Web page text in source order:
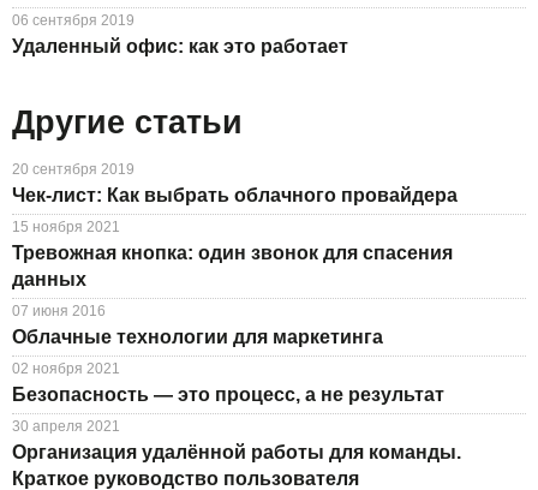
06 сентября 2019
Удаленный офис: как это работает
Другие статьи
20 сентября 2019
Чек-лист: Как выбрать облачного провайдера
15 ноября 2021
Тревожная кнопка: один звонок для спасения
данных
07 июня 2016
Облачные технологии для маркетинга
02 ноября 2021
Безопасность — это процесс, а не результат
30 апреля 2021
Организация удалённой работы для команды.
Краткое руководство пользователя